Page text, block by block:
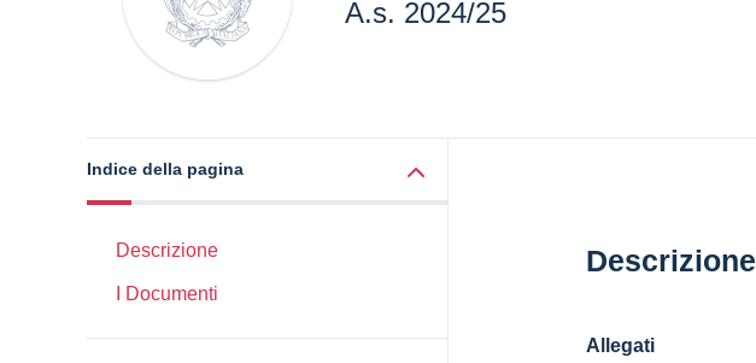
A.s. 2024/25
Indice della pagina
Descrizione
I Documenti
Descrizione
Allegati